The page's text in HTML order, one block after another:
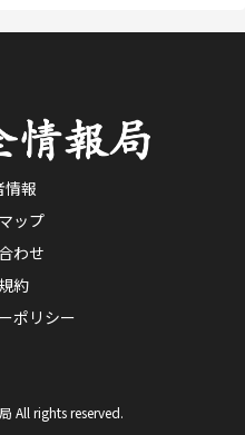
情報
ップ
わせ
約
ポリシー
All rights reserved.